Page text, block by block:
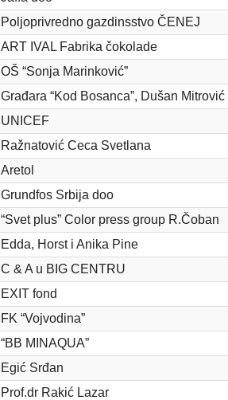
Poljoprivredno gazdinsstvo ČENEJ
ART IVAL Fabrika čokolade
OŠ “Sonja Marinković”
Građara “Kod Bosanca”, Dušan Mitrović
UNICEF
Ražnatović Ceca Svetlana
Aretol
Grundfos Srbija doo
“Svet plus” Color press group R.Čoban
Edda, Horst i Anika Pine
C & A u BIG CENTRU
EXIT fond
FK “Vojvodina”
“BB MINAQUA”
Egić Srđan
Prof.dr Rakić Lazar